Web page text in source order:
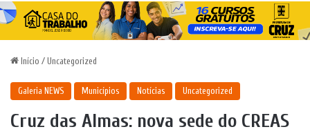
Início / Uncategorized
Galeria NEWS Municípios Notícias Uncategorized
Cruz das Almas: nova sede do CREAS